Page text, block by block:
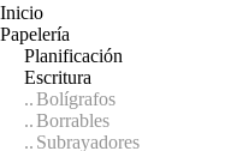
Inicio
Papelería
Planificación
Escritura
Bolígrafos
Borrables
Subrayadores